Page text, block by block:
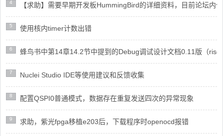
4 【求助】需要早期开发板HummingBird的详细资料，目前论坛内
5 使用核内timer计数出错
6 蜂鸟书中第14章14.2节中提到的Debug调试设计文档0.11版（
7 Nuclei Studio IDE等使用建议和反馈收集
8 配置QSPI0普通模式，数据存在重复发送四次的异常现象
9 求助，紫光fpga移植e203后，下载程序时openocd报错